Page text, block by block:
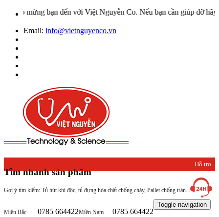
mừng bạn đến với Việt Nguyễn Co. Nếu bạn cần giúp đỡ hãy liên
Email: info@vietnguyenco.vn
Tìm nhanh sản phẩm
Gợi ý tìm kiếm: Tủ hút khí độc, tủ đựng hóa chất chống cháy, Pallet chống tràn...
Hỗ trợ
khách
hàng
Miền Bắc 0785 664422Miền Nam 0785 664422
Toggle navigation